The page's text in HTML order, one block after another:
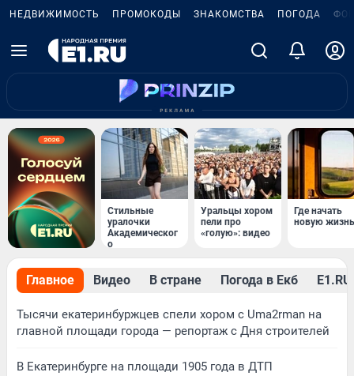
НЕДВИЖИМОСТЬ ПРОМОКОДЫ ЗНАКОМСТВА ПОГОДА
Стильные
уралочки
Академическог
о
Уральцы хором
пели про
«голую»: видео
Где начать
новую
Главное Видео В стране Погода в Екб
Тысячи екатеринбуржцев спели хором с Uma2rman на
главной площади города — репортаж с Дня строителей
В Екатеринбурге на площади 1905 года в ДТП